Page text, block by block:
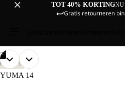
TOT 40% KORTINGNU
Gratis retourneren
12
AFBEELDING
OPENEN
AFBEELDING
OPENEN
AFBEELDING
OPENEN
AFBEELDING
OPENEN
AFBEELDING
OPENEN
AFBEELDING
OPENEN
AFBEELDING
OPENEN
AFBEELDING
OPENEN
AFBEELDING
OPENEN
AFBEELDING
OPENEN
AFBEELDING
OPENEN
AFBEELDING
OPENEN
LIFESTYLE
YUMA 14